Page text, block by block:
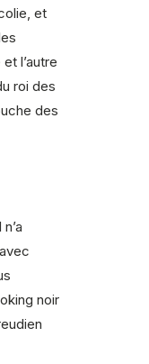
et
l’autre
roi des
des
noir